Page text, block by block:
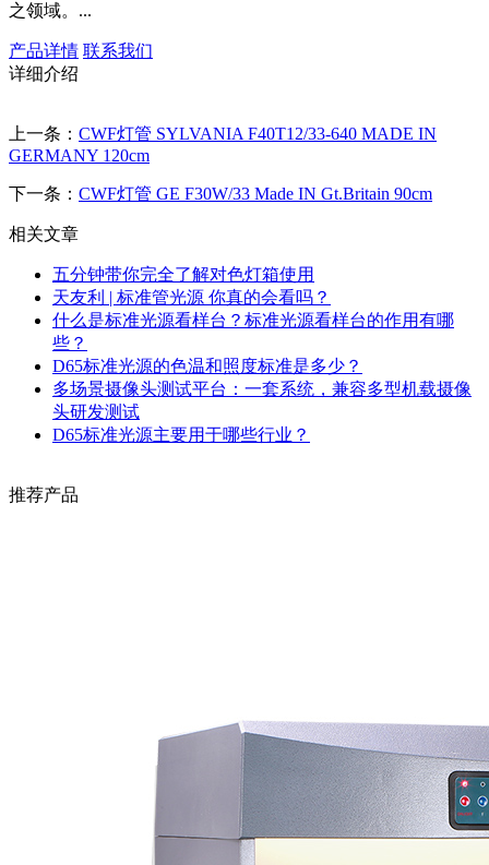
之领域。...
产品详情 联系我们
详细介绍
上一条： CWF灯管 SYLVANIA F40T12/33-640 MADE IN
GERMANY 120cm
下一条： CWF灯管 GE F30W/33 Made IN Gt.Britain 90cm
相关文章
五分钟带你完全了解对色灯箱使用
天友利 | 标准管光源 你真的会看吗？
什么是标准光源看样台？标准光源看样台的作用有哪
些？
D65标准光源的色温和照度标准是多少？
多场景摄像头测试平台：一套系统，兼容多型机载摄像
头研发测试
D65标准光源主要用于哪些行业？
推荐产品